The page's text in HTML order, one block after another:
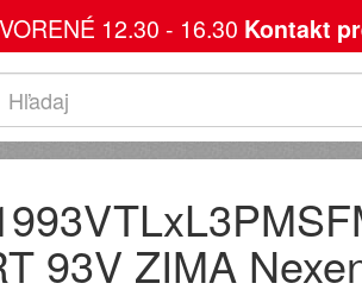
12.30 - 16.30 Kontakt
93V ZIMA